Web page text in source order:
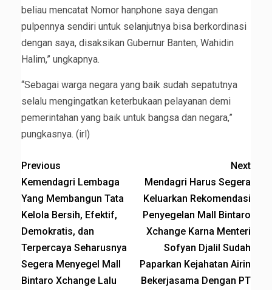
beliau mencatat Nomor hanphone saya dengan
pulpennya sendiri untuk selanjutnya bisa berkordinasi
dengan saya, disaksikan Gubernur Banten, Wahidin
Halim,” ungkapnya.
“Sebagai warga negara yang baik sudah sepatutnya
selalu mengingatkan keterbukaan pelayanan demi
pemerintahan yang baik untuk bangsa dan negara,”
pungkasnya. (irl)
Previous
Kemendagri Lembaga
Yang Membangun Tata
Kelola Bersih, Efektif,
Demokratis, dan
Terpercaya Seharusnya
Segera Menyegel Mall
Bintaro Xchange Lalu
Next
Mendagri Harus Segera
Keluarkan Rekomendasi
Penyegelan Mall Bintaro
Xchange Karna Menteri
Sofyan Djalil Sudah
Paparkan Kejahatan Airin
Bekerjasama Dengan PT